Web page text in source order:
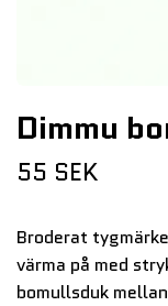
Dimmu
55 SEK
Broderat
värma på med
bomullsduk